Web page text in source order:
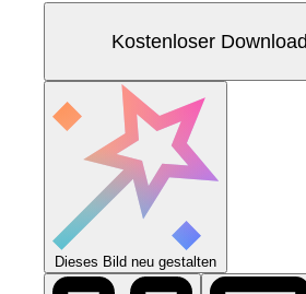
Kostenloser Download
Dieses Bild neu gestalten